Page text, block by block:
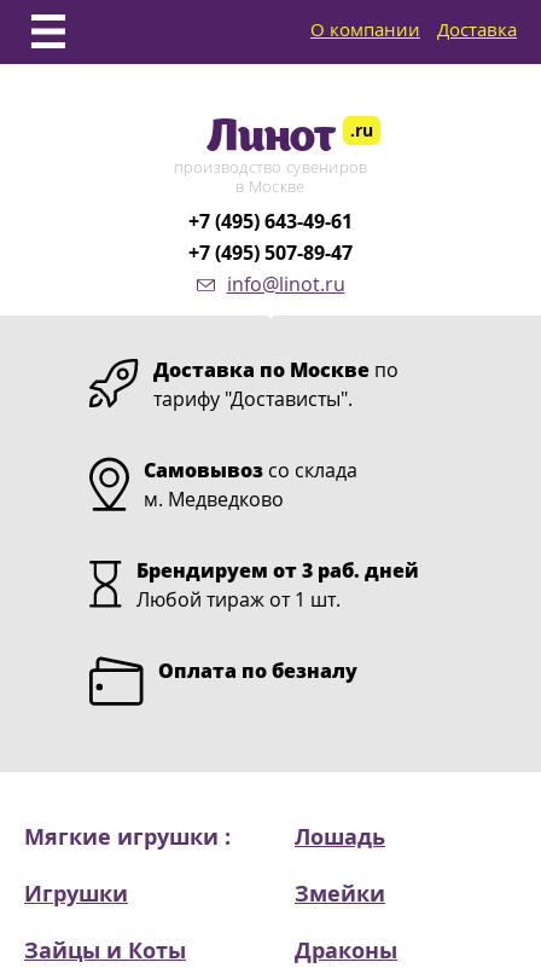
О компании Доставка
Линот .ru
производство сувениров
в Москве
+7 (495) 643-49-61
+7 (495) 507-89-47
info@linot.ru
Доставка по Москве по
тарифу "Достависты".
Самовывоз со склада
м. Медведково
Брендируем от 3 раб. дней
Любой тираж от 1 шт.
Оплата по безналу
Мягкие игрушки :
Лошадь
Игрушки
Змейки
Зайцы и Коты
Драконы